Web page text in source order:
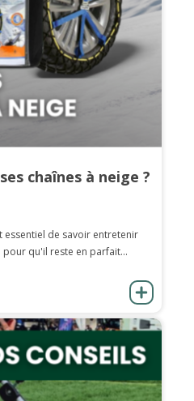
chaînes à neige ?
essentiel de savoir entretenir
qu'il reste en parfait...